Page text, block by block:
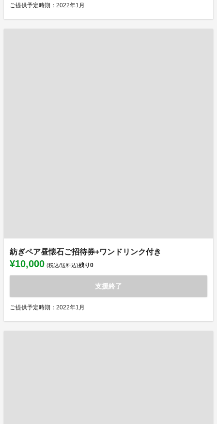
ご提供予定時期：2022年1月
紡ぎペア昼懐石ご招待券+ワンドリンク付き
¥10,000 (税込/送料込)残り0
支援終了
ご提供予定時期：2022年1月